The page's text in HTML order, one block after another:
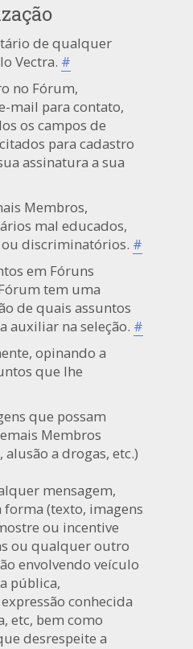
de qualquer
Vectra. #
no Fórum,
mail para contato,
os campos de
para cadastro
assinatura a sua
Membros,
mal educados,
discriminatórios. #
em Fóruns
tem uma
de quais assuntos
auxiliar na seleção. #
opinando a
que lhe
que possam
Membros
a drogas, etc.)
mensagem,
(texto, imagens
ou incentive
ou qualquer outro
envolvendo veículo
pública,
conhecida
etc, bem como
desrespeite a